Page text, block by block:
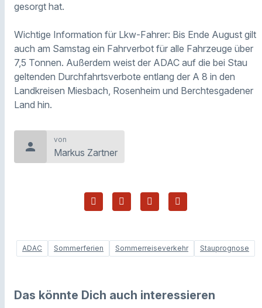
gesorgt hat.
Wichtige Information für Lkw-Fahrer: Bis Ende August gilt
auch am Samstag ein Fahrverbot für alle Fahrzeuge über
7,5 Tonnen. Außerdem weist der ADAC auf die bei Stau
geltenden Durchfahrtsverbote entlang der A 8 in den
Landkreisen Miesbach, Rosenheim und Berchtesgadener
Land hin.
person
von
Markus Zartner
ADAC Sommerferien Sommerreiseverkehr Stauprognose
Das könnte Dich auch interessieren